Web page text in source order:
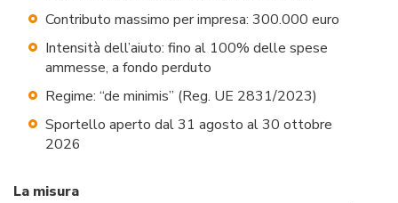
Contributo massimo per impresa: 300.000 euro
Intensità dell’aiuto: fino al 100% delle spese
ammesse, a fondo perduto
Regime: “de minimis” (Reg. UE 2831/2023)
Sportello aperto dal 31 agosto al 30 ottobre
2026
La misura